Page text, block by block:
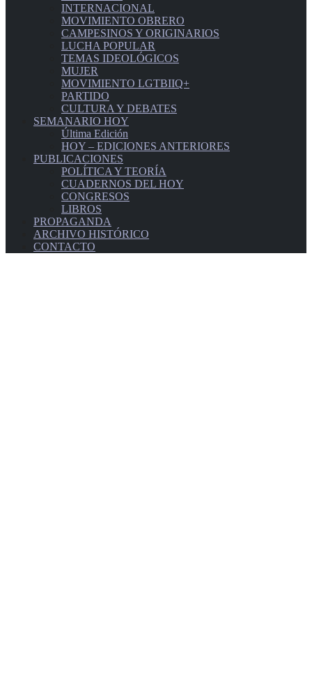
INTERNACIONAL
MOVIMIENTO OBRERO
CAMPESINOS Y ORIGINARIOS
LUCHA POPULAR
TEMAS IDEOLÓGICOS
MUJER
MOVIMIENTO LGTBIIQ+
PARTIDO
CULTURA Y DEBATES
SEMANARIO HOY
Última Edición
HOY – EDICIONES ANTERIORES
PUBLICACIONES
POLÍTICA Y TEORÍA
CUADERNOS DEL HOY
CONGRESOS
LIBROS
PROPAGANDA
ARCHIVO HISTÓRICO
CONTACTO